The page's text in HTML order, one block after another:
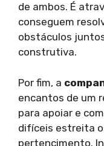
de ambos. É
conseguem
obstáculos
construtiva.
Por fim, a
encantos de um
para apoiar e
difíceis estreita
pertencimento.